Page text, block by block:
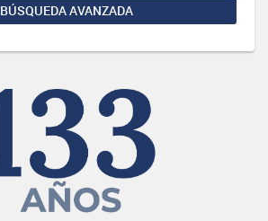
BÚSQUEDA AVANZADA